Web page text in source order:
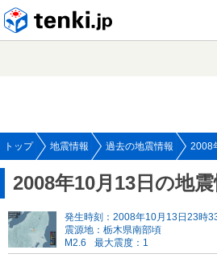
トップ 地震情報 過去の地震情報 2008
2008年10月13日の地
発生時刻：2008年10月13日23時
震源地：栃木県南部頃
M2.6
最大震度：1